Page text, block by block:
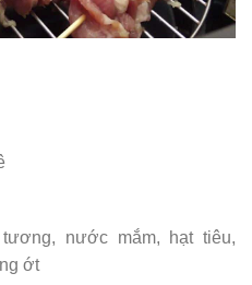
nước mắm, hạt tiêu,
ớt